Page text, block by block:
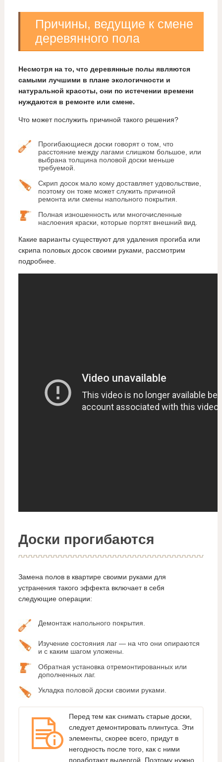
Причины, ведущие к смене
деревянного пола
Несмотря на то, что деревянные полы являются
самыми лучшими в плане экологичности и
натуральной красоты, они по истечении времени
нуждаются в ремонте или смене.
Что может послужить причиной такого решения?
Прогибающиеся доски говорят о том, что
расстояние между лагами слишком большое, или
выбрана толщина половой доски меньше
требуемой.
Скрип досок мало кому доставляет удовольствие,
поэтому он тоже может служить причиной
ремонта или смены напольного покрытия.
Полная изношенность или многочисленные
наслоения краски, которые портят внешний вид.
Какие варианты существуют для удаления прогиба или
скрипа половых досок своими руками, рассмотрим
подробнее.
Доски прогибаются
Замена полов в квартире своими руками для
устранения такого эффекта включает в себя
следующие операции:
Демонтаж напольного покрытия.
Изучение состояния лаг — на что они опираются
и с каким шагом уложены.
Обратная установка отремонтированных или
дополненных лаг.
Укладка половой доски своими руками.
Перед тем как снимать старые доски,
следует демонтировать плинтуса. Эти
элементы, скорее всего, придут в
негодность после того, как с ними
поработают выдергой. Поэтому нужно